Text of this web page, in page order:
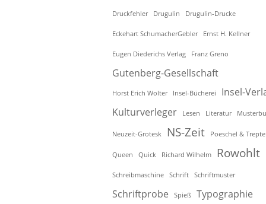
Druckfehler Drugulin Drugulin-Drucke
Eckehart SchumacherGebler Ernst H. Kellner
Eugen Diederichs Verlag Franz Greno
Gutenberg-Gesellschaft
Horst Erich Wolter Insel-Bücherei
Insel-
Kulturverleger
Lesen Literatur
Neuzeit-Grotesk NS-Zeit Poeschel & Trepte
Queen Quick Richard Wilhelm Rowohlt
Schreibmaschine Schrift Schriftmuster
Schriftprobe Spieß
Typographie